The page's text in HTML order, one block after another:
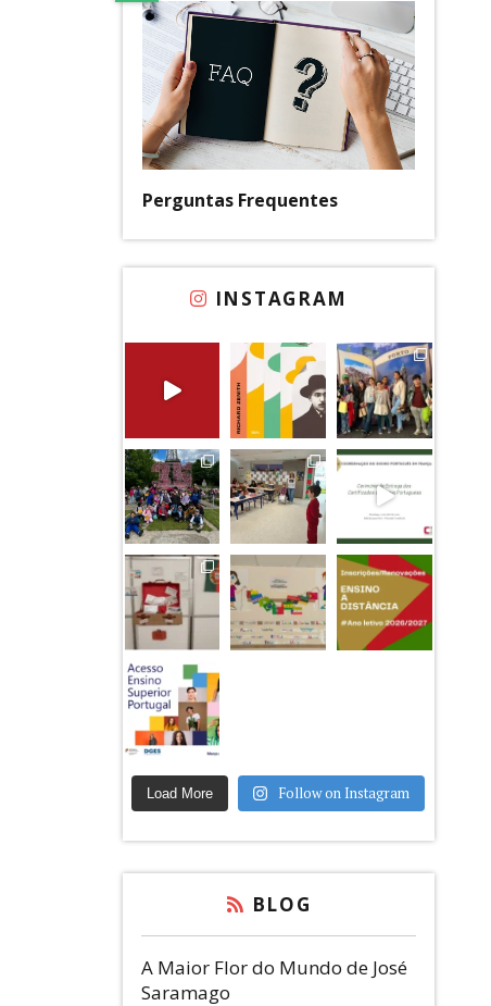
Perguntas Frequentes
INSTAGRAM
Load More Follow on Instagram
BLOG
A Maior Flor do Mundo de José
Saramago